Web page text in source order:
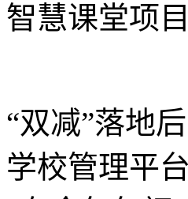
智慧课堂项
“双减”落地
学校管理平